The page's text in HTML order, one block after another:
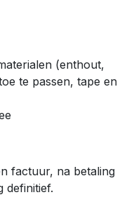
(enthout,
te passen, tape en
factuur, na betaling
definitief.